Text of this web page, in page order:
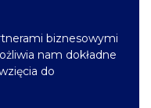
biznesowymi
nam dokładne
do